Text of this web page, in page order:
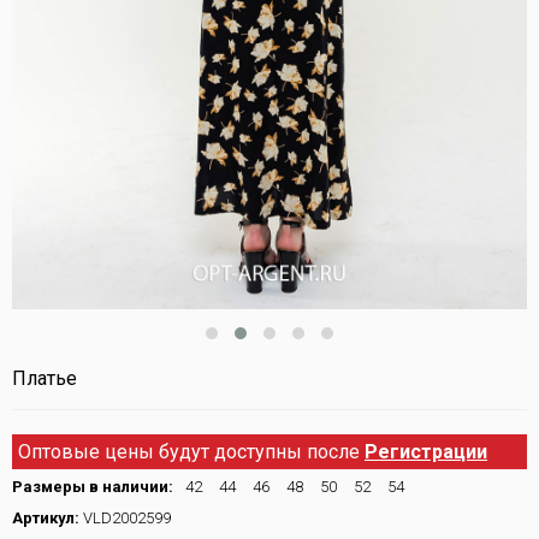
Платье
Оптовые цены будут доступны после Регистрации
Размеры в наличии: 42 44 46 48 50 52
54
Артикул: VLD2002599